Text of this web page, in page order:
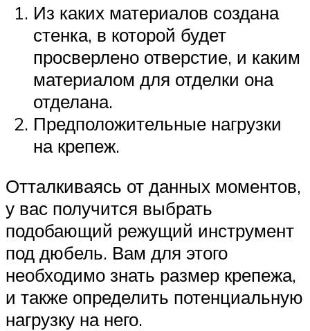
Из каких материалов создана
стенка, в которой будет
просверлено отверстие, и каким
материалом для отделки она
отделана.
Предположительные нагрузки
на крепеж.
Отталкиваясь от данных моментов,
у вас получится выбрать
подобающий режущий инструмент
под дюбель. Вам для этого
необходимо знать размер крепежа,
и также определить потенциальную
нагрузку на него.